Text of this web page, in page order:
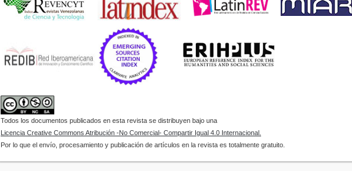
Todos los documentos publicados en esta revista se distribuyen bajo una
Licencia Creative Commons Atribución -No Comercial- Compartir Igual 4.0 Internacional.
Por lo que el envío, procesamiento y publicación de artículos en la revista es totalmente gratuito.